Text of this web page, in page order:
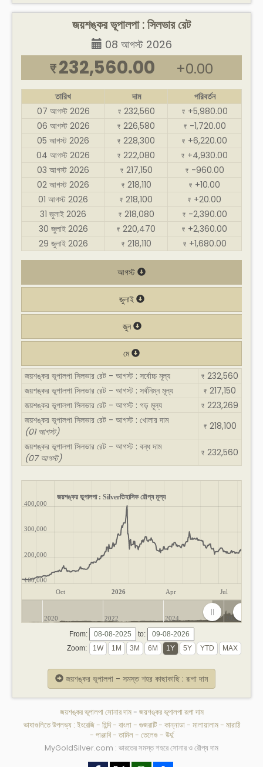
জয়শঙ্কর ভূপালপা : সিলভার রেট
08 আগস্ট 2026
₹ 232,560.00 +0.00
তারিখ দাম
পরিবর্তন
07 আগস্ট 2026
₹ 232,560 ₹ +5,980.00
06 আগস্ট 2026
₹ 226,580 ₹ -1,720.00
05 আগস্ট 2026
₹ 228,300 ₹ +6,220.00
04 আগস্ট 2026
₹ 222,080 ₹ +4,930.00
03 আগস্ট 2026
₹ 217,150 ₹ -960.00
02 আগস্ট 2026
₹ 218,110 ₹ +10.00
01 আগস্ট 2026
₹ 218,100 ₹ +20.00
31 জুলাই 2026
₹ 218,080 ₹ -2,390.00
30 জুলাই 2026
₹ 220,470 ₹ +2,360.00
29 জুলাই 2026
₹ 218,110 ₹ +1,680.00
আগস্ট
জুলাই
জুন
মে
জয়শঙ্কর ভূপালপা সিলভার রেট - আগস্ট : সর্বোচ্চ মূল্য
₹ 232,560
জয়শঙ্কর ভূপালপা সিলভার রেট - আগস্ট : সর্বনিম্ন মূল্য
₹ 217,150
জয়শঙ্কর ভূপালপা সিলভার রেট - আগস্ট : গড় মূল্য
₹ 223,269
জয়শঙ্কর ভূপালপা সিলভার রেট - আগস্ট : খোলার দাম
(01 আগস্ট)
₹ 218,100
জয়শঙ্কর ভূপালপা সিলভার রেট - আগস্ট : বন্ধ দাম
(07 আগস্ট)
₹ 232,560
জয়শঙ্কর ভূপালপা : Silverতিহাসিক রৌপ্য মূল্য
Oct 2026 Apr Jul
100,000
200,000
300,000
400,000
2020 2022 2024 2026
From:
to:
Zoom:
জয়শঙ্কর ভূপালপা - সমস্ত শহর কাছাকাছি : রূপা দাম
জয়শঙ্কর ভূপালপা সোনার দাম- জয়শঙ্কর ভূপালপা রূপা দাম
ভাষাগুলিতে উপলভ্য : ইংরেজি- হিন্দি- বাংলা- গুজরাটি- কান্নাডা- মালায়ালাম- মারাঠি
- পাঞ্জাবি- তামিল- তেলেগু- উর্দু
MyGoldSilver.com : ভারতের সমস্ত শহরে সোনার ও রৌপ্য দাম